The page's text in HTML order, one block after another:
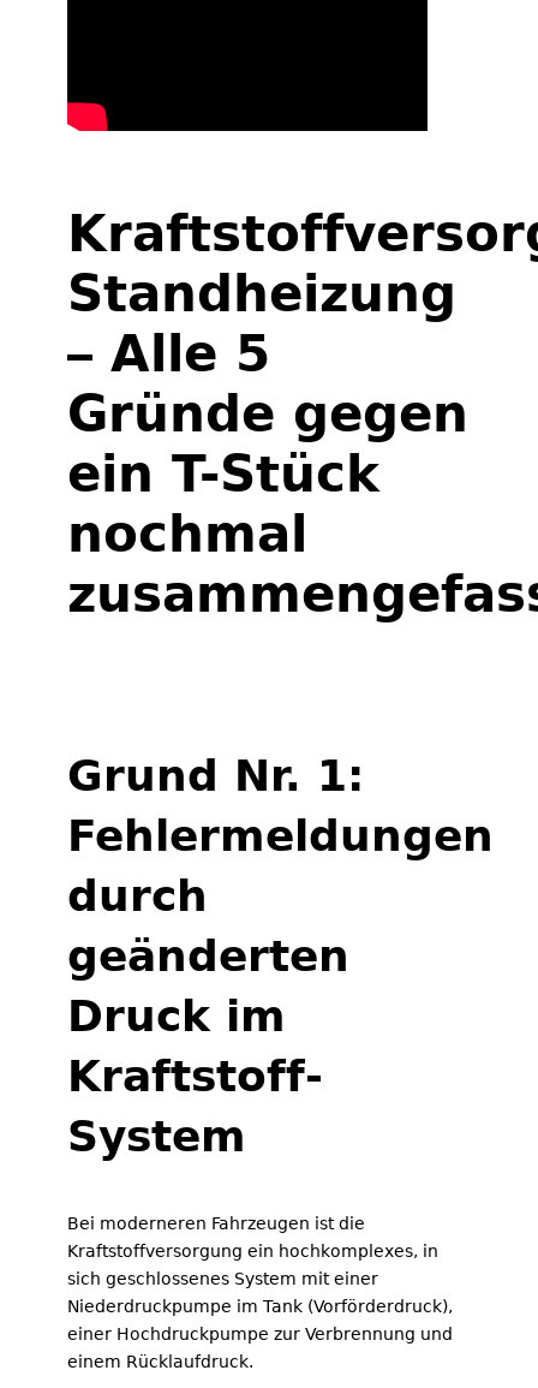
Standheizung
– Alle 5
Gründe gegen
ein T-Stück
nochmal
Grund Nr. 1:
Fehlermeldungen
durch
geänderten
Druck im
Kraftstoff-
System
Bei moderneren Fahrzeugen ist die
Kraftstoffversorgung ein hochkomplexes, in
sich geschlossenes System mit einer
Niederdruckpumpe im Tank (Vorförderdruck),
einer Hochdruckpumpe zur Verbrennung und
einem Rücklaufdruck.